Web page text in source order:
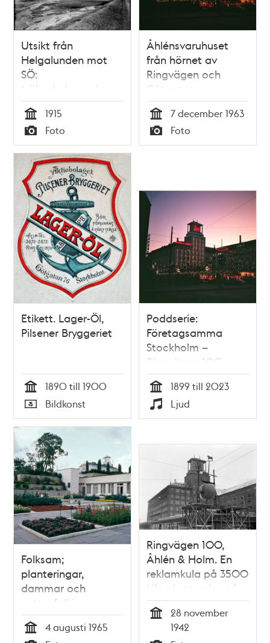
Utsikt från
Helgalunden mot
SÖ:
trähusbebyggelse
kv. Milen, Kvadraten
och Rektangeln. I
bakgr. skymtar
bryggerierna i kv.
Uret och Åkern
Tid
1915
Typ
Foto
Åhlénsvaruhuset
från hörnet av
Ringvägen och
Götgatan.
Skymningsbild
Tid
7 december 1963
Typ
Foto
Etikett. Lager-Öl,
Pilsener Bryggeriet
Tid
1890 till 1900
Typ
Bildkonst
Poddserie:
Företagsamma
Stockholm –
Ringvägen 100,
Åhléns
Tid
1899 till 2023
Typ
Ljud
Folksam;
planteringar,
dammar och
vattenfall i
gårdsparken söder
om höghuset. Vy
4 augusti 1965
Ringvägen 100,
Åhlén & Holm. En
reklamkula på 3500
kilo placerades på
varuhusets tak. Det
är en tidskula, med
fyra urtavlor, en
28 november
1942